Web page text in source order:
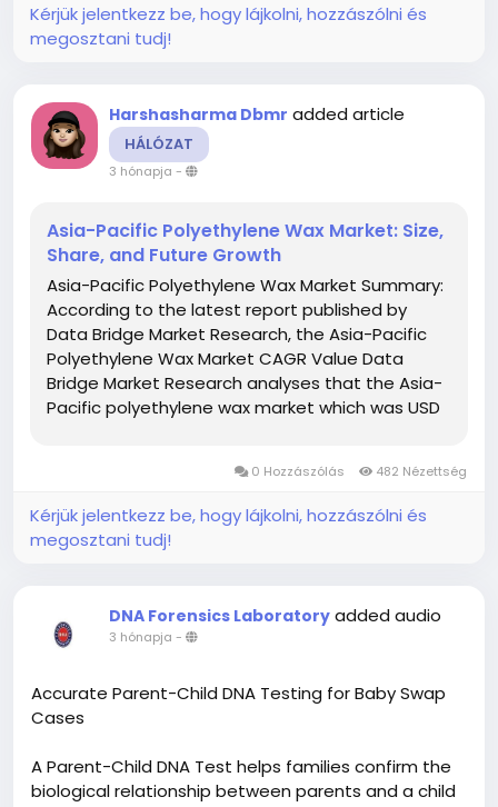
Kérjük jelentkezz be, hogy lájkolni, hozzászólni és
megosztani tudj!
Harshasharma Dbmr added article
HÁLÓZAT
3 hónapja -
Asia-Pacific Polyethylene Wax Market: Size,
Share, and Future Growth
Asia-Pacific Polyethylene Wax Market Summary:
According to the latest report published by
Data Bridge Market Research, the Asia-Pacific
Polyethylene Wax Market CAGR Value Data
Bridge Market Research analyses that the Asia-
Pacific polyethylene wax market which was USD
expected to undergo a...0 Hozzászólás 482 Nézettség
Kérjük jelentkezz be, hogy lájkolni, hozzászólni és
megosztani tudj!
DNA Forensics Laboratory added audio
3 hónapja -
Accurate Parent-Child DNA Testing for Baby Swap
Cases
A Parent-Child DNA Test helps families confirm the
biological relationship between parents and a child